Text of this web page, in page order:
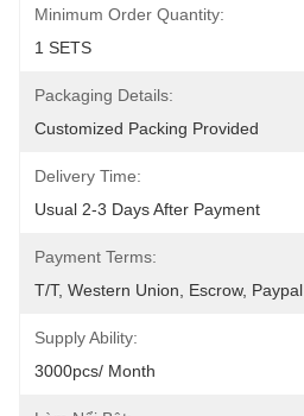
Minimum Order Quantity:
1 SETS
Packaging Details:
Customized Packing Provided
Delivery Time:
Usual 2-3 Days After Payment
Payment Terms:
T/T, Western Union, Escrow, Paypal
Supply Ability:
3000pcs/ Month